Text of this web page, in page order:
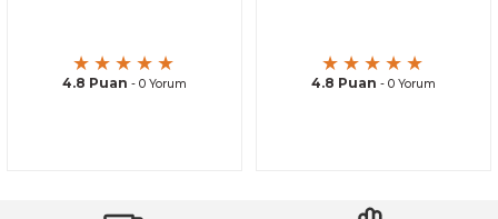
4.8 Puan - 0 Yorum 4.8 Puan - 0 Yorum